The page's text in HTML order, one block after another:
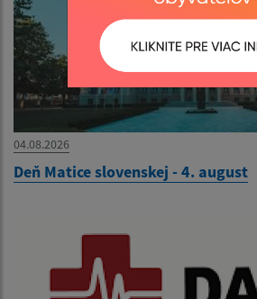
04.08.2026
Deň Matice slovenskej - 4. august